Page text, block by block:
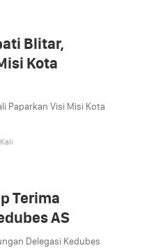
Blitar,
Kota
Paparkan Visi Misi Kota
Terima
AS
Delegasi Kedubes